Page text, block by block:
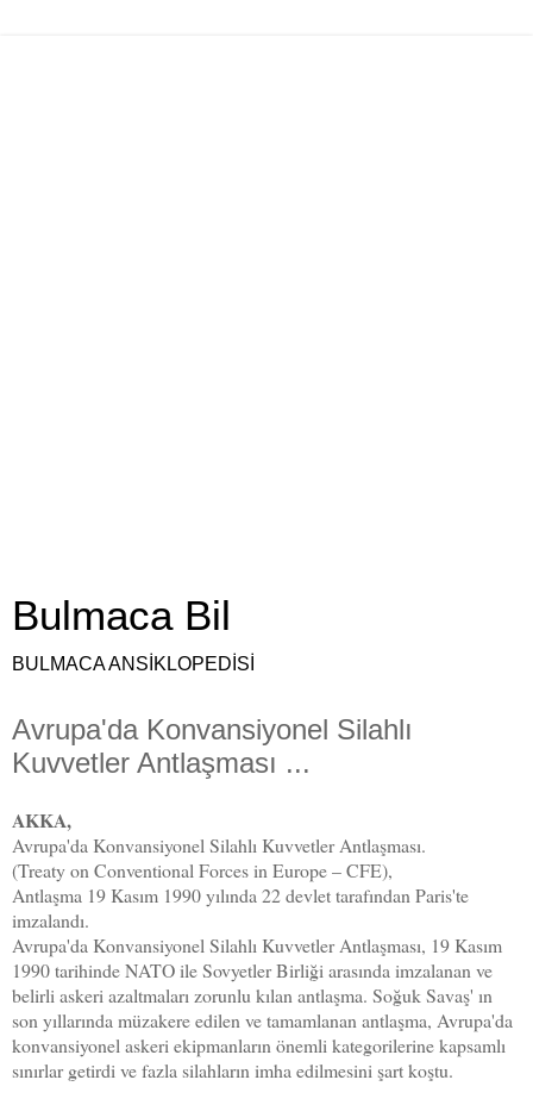
Bulmaca Bil
BULMACA ANSİKLOPEDİSİ
Avrupa'da Konvansiyonel Silahlı
Kuvvetler Antlaşması ...
AKKA,
Avrupa'da Konvansiyonel Silahlı Kuvvetler Antlaşması.
(Treaty on Conventional Forces in Europe – CFE),
Antlaşma 19 Kasım 1990 yılında 22 devlet tarafından Paris'te
imzalandı.
Avrupa'da Konvansiyonel Silahlı Kuvvetler Antlaşması, 19 Kasım
1990 tarihinde NATO ile Sovyetler Birliği arasında imzalanan ve
belirli askeri azaltmaları zorunlu kılan antlaşma. Soğuk Savaş' ın
son yıllarında müzakere edilen ve tamamlanan antlaşma, Avrupa'da
konvansiyonel askeri ekipmanların önemli kategorilerine kapsamlı
sınırlar getirdi ve fazla silahların imha edilmesini şart koştu.